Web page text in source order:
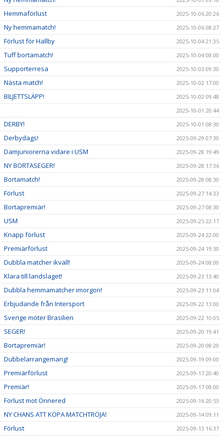
Hemmaförlust 2025-10-06 20:26
Ny hemmamatch! 2025-10-06 08:27
Förlust för Hallby 2025-10-04 21:35
Tuff bortamatch! 2025-10-04 08:00
Supporterresa 2025-10-03 09:30
Nästa match! 2025-10-02 17:00
BILJETTSLÄPP!
2025-10-02 09:48
2025-10-01 20:44
DERBY! 2025-10-01 08:30
Derbydags! 2025-09-29 07:30
Damjuniorerna vidare i USM 2025-09-28 19:49
NY BORTASEGER! 2025-09-28 17:36
Bortamatch! 2025-09-28 08:30
Förlust 2025-09-27 14:33
Bortapremiär! 2025-09-27 08:30
USM 2025-09-25 22:17
Knapp förlust 2025-09-24 22:00
Premiärförlust 2025-09-24 19:30
Dubbla matcher ikväll! 2025-09-24 08:00
Klara till landslaget! 2025-09-23 13:40
Dubbla hemmamatcher imorgon! 2025-09-23 11:04
Erbjudande från Intersport 2025-09-22 13:00
Sverige möter Brasilien 2025-09-22 10:05
SEGER! 2025-09-20 19:41
Bortapremiär! 2025-09-20 08:20
Dubbelarrangemang! 2025-09-19 09:00
Premiärförlust 2025-09-17 20:40
Premiär! 2025-09-17 08:00
Förlust mot Önnered 2025-09-16 20:53
NY CHANS ATT KÖPA MATCHTRÖJA! 2025-09-14 09:11
Förlust 2025-09-13 16:37